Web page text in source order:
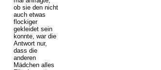
ob sie den nicht
auch etwas
flockiger
gekleidet sein
konnte, war die
Antwort nur,
dass die
anderen
Mädchen alles